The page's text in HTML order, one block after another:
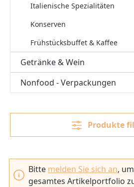
Italienische Spezialitäten
Konserven
Frühstücksbuffet & Kaffee
Getränke & Wein
Nonfood - Verpackungen
Produkte
Bitte melden Sie sich an,
gesamtes Artikelportfolio